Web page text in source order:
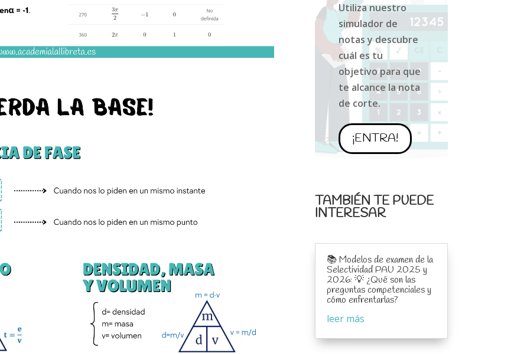
Utiliza nuestro
simulador de
notas y descubre
cuál es tu
objetivo para que
te alcance la nota
de corte.
¡ENTRA!
TAMBIÉN TE PUEDE
INTERESAR
📚 Modelos de examen de la
Selectividad PAU 2025 y
2026: 💡 ¿Qué son las
preguntas competenciales y
cómo enfrentarlas?
leer más